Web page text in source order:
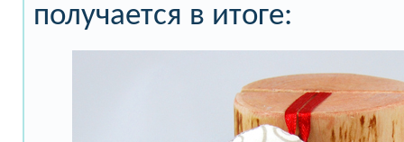
получается в итоге: